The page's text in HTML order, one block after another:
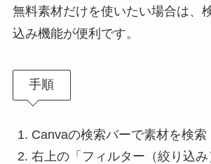
無料素材だけを使いたい場合は、
込み機能が便利です。
手順
Canvaの検索バーで素材を検索
右上の「フィルター（絞り込